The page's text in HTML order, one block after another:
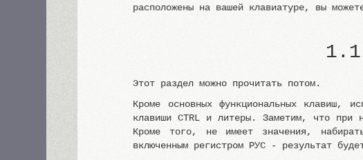
расположены на вашей клавиатуре, вы
Этот раздел можно прочитать потом.
Кроме основных функциональных клавиш,
клавиши CTRL и литеры. Заметим, что при
Кроме того, не имеет значения,
включенным регистром РУС - результат